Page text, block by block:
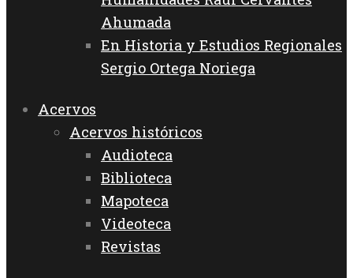
Ahumada
En Historia y Estudios Regionales
Sergio Ortega Noriega
Acervos
Acervos históricos
Audioteca
Biblioteca
Mapoteca
Videoteca
Revistas